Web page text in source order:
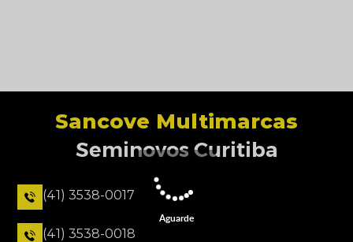
Sancove Multimarcas
Seminovos Curitiba
(41) 3538-0017
(41) 3538-0018
Aguarde